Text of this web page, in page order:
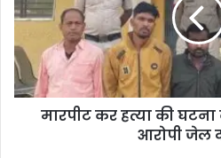
घटना
अंजाम
देने
के
मारपीट कर हत्या की
आरोपी जेल